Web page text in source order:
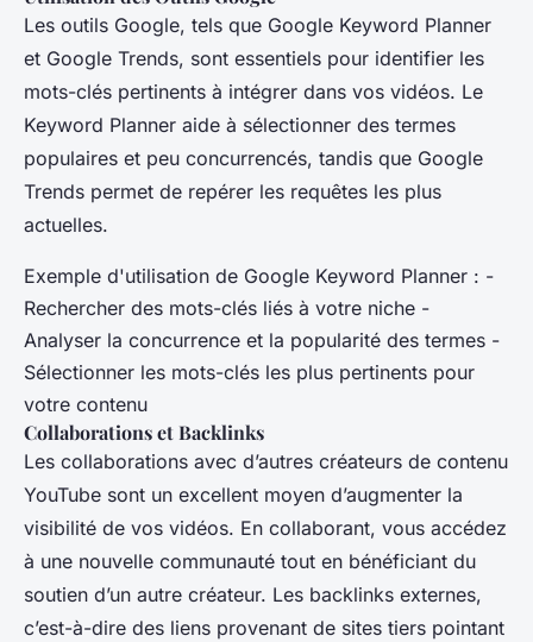
Les outils Google, tels que Google Keyword Planner
et Google Trends, sont essentiels pour identifier les
mots-clés pertinents à intégrer dans vos vidéos. Le
Keyword Planner aide à sélectionner des termes
populaires et peu concurrencés, tandis que Google
Trends permet de repérer les requêtes les plus
actuelles.
Exemple d'utilisation de Google Keyword Planner : -
Rechercher des mots-clés liés à votre niche -
Analyser la concurrence et la popularité des termes -
Sélectionner les mots-clés les plus pertinents pour
votre contenu
Collaborations et Backlinks
Les collaborations avec d’autres créateurs de contenu
YouTube sont un excellent moyen d’augmenter la
visibilité de vos vidéos. En collaborant, vous accédez
à une nouvelle communauté tout en bénéficiant du
soutien d’un autre créateur. Les backlinks externes,
c’est-à-dire des liens provenant de sites tiers pointant